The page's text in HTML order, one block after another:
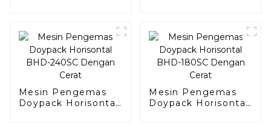
Mesin Pengemas
Doypack Horisontal
Mesin Pengemas
Doypack Horisontal